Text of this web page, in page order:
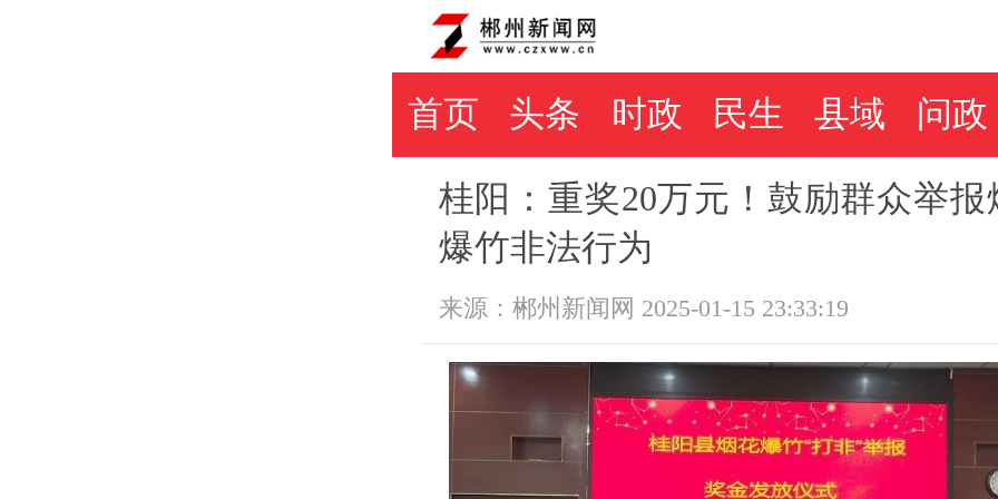
首页 头条 时政 民生 县域 问政
桂阳：重奖20万元！鼓励群众举报
爆竹非法行为
来源：郴州新闻网 2025-01-15 23:33:19